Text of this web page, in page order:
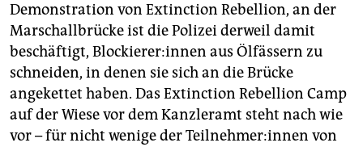
Demonstration von Extinction Rebellion, an der
Marschallbrücke ist die Polizei derweil damit
beschäftigt, Blockierer:innen aus Ölfässern zu
schneiden, in denen sie sich an die Brücke
angekettet haben. Das Extinction Rebellion Camp
auf der Wiese vor dem Kanzleramt steht nach wie
vor – für nicht wenige der Teilnehmer:innen von